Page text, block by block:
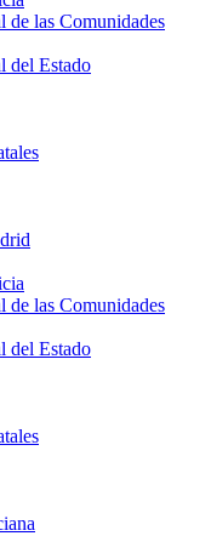
de las Comunidades
del Estado
de las Comunidades
del Estado